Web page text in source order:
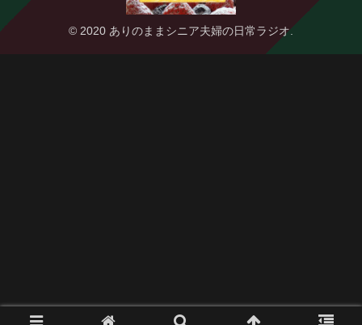
© 2020 ありのままシニア夫婦の日常ラジオ.